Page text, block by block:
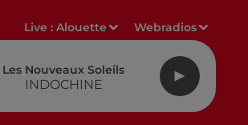
Live :Alouette Webradios
Les Nouveaux Soleils
INDOCHINE